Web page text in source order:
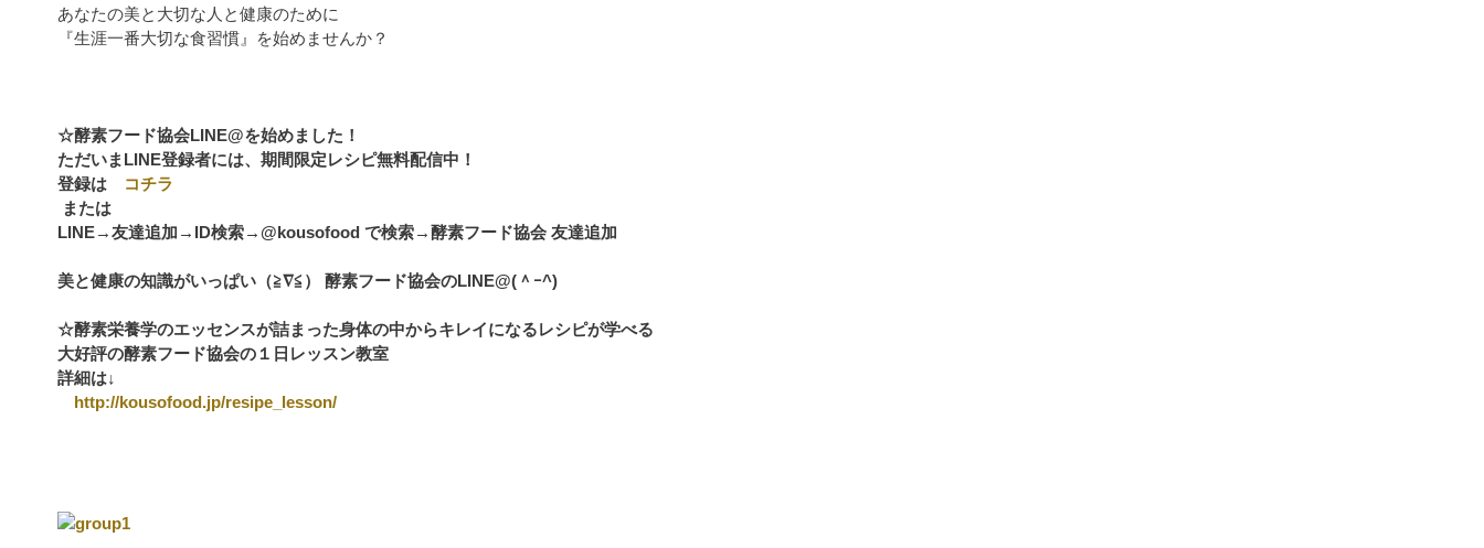
あなたの美と大切な人と健康のために
『生涯一番大切な食習慣』を始めませんか？
☆酵素フード協会LINE@を始めました！
ただいま LINE登録者には、期間限定レシピ無料配信中！
登録は
コチラ
または
LINE→友達追加→ID検索→@kousofood で検索→酵素フード協会 友達追加
美と健康の知識がいっぱい（≧∇≦） 酵素フード協会のLINE@(＾ｰ^)
☆酵素栄養学のエッセンスが詰まった身体の中からキレイになるレシピが学べる
大好評の酵素フード協会の１日レッスン教室
詳細は↓
http://kousofood.jp/resipe_lesson/